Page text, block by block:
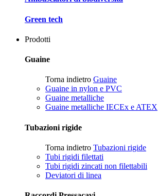
Green tech
Prodotti
Guaine
Torna indietro Guaine
Guaine in nylon e PVC
Guaine metalliche
Guaine metalliche IECEx e ATEX
Tubazioni rigide
Torna indietro Tubazioni rigide
Tubi rigidi filettati
Tubi rigidi zincati non filettabili
Deviatori di linea